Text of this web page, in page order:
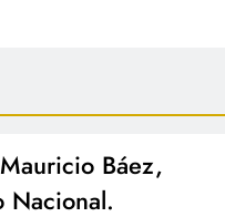
Báez,
Nacional.